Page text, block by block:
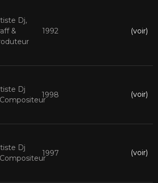
Dj,
&
1992 (voir)
Dj
1998 (voir)
Dj
1997 (voir)